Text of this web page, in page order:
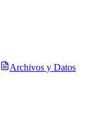
Archivos y Datos